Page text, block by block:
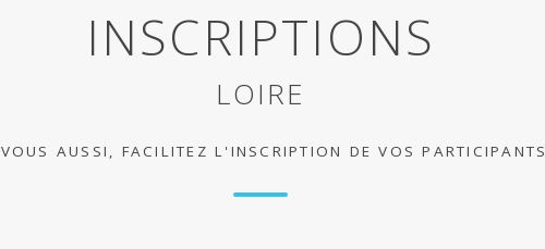
INSCRIPTIONS
LOIRE
VOUS AUSSI, FACILITEZ L'INSCRIPTION DE VOS PARTICIPANTS